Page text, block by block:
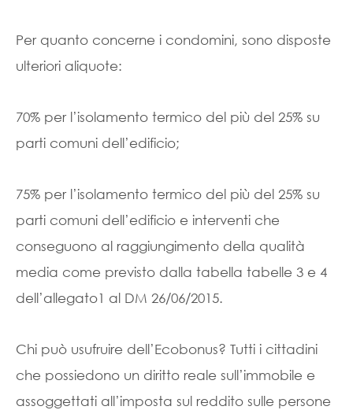
Per quanto concerne i condomini, sono disposte
ulteriori aliquote:
70% per l’isolamento termico del più del 25% su
parti comuni dell’edificio;
75% per l’isolamento termico del più del 25% su
parti comuni dell’edificio e interventi che
conseguono al raggiungimento della qualità
media come previsto dalla tabella tabelle 3 e 4
dell’allegato1 al DM 26/06/2015.
Chi può usufruire dell’Ecobonus? Tutti i cittadini
che possiedono un diritto reale sull’immobile e
assoggettati all’imposta sul reddito sulle persone